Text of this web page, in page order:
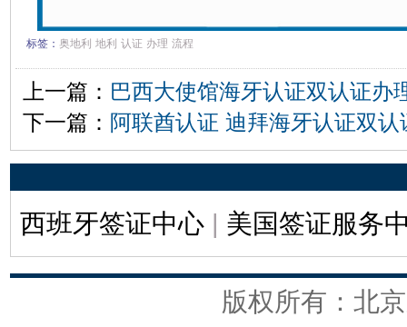
标签： 奥地利 地利 认证 办理 流程
上一篇： 巴西大使馆海牙认证双认证办
下一篇： 阿联酋认证 迪拜海牙认证双认
西班牙签证中心 | 美国签证服务
版权所有：北